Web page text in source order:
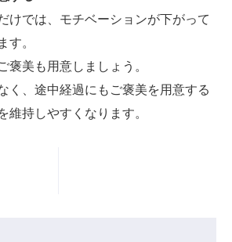
けでは、モチベーションが下がって
。
褒美も用意しましょう。
く、途中経過にもご褒美を用意する
維持しやすくなります。